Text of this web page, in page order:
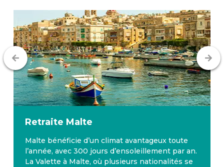
Retraite Malte
Malte bénéficie d’un climat avantageux toute
l’année, avec 300 jours d’ensoleillement par an.
La Valette à Malte, où plusieurs nationalités se